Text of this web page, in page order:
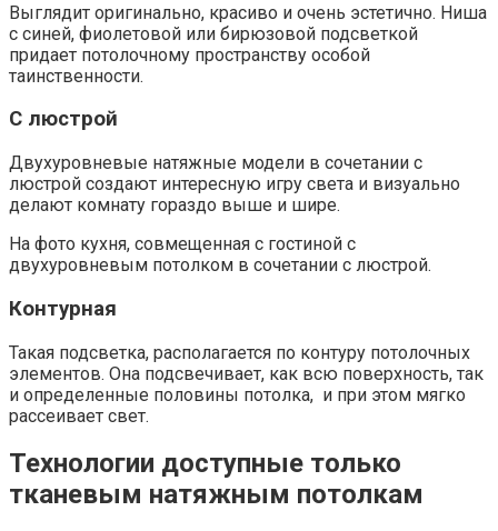
Выглядит оригинально, красиво и очень эстетично. Ниша
с синей, фиолетовой или бирюзовой подсветкой
придает потолочному пространству особой
таинственности.
С люстрой
Двухуровневые натяжные модели в сочетании с
люстрой создают интересную игру света и визуально
делают комнату гораздо выше и шире.
На фото кухня, совмещенная с гостиной с
двухуровневым потолком в сочетании с люстрой.
Контурная
Такая подсветка, располагается по контуру потолочных
элементов. Она подсвечивает, как всю поверхность, так
и определенные половины потолка, и при этом мягко
рассеивает свет.
Технологии доступные только
тканевым натяжным потолкам